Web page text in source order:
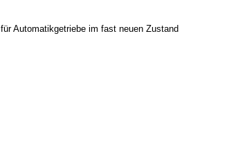
Automatikgetriebe im fast neuen Zustand